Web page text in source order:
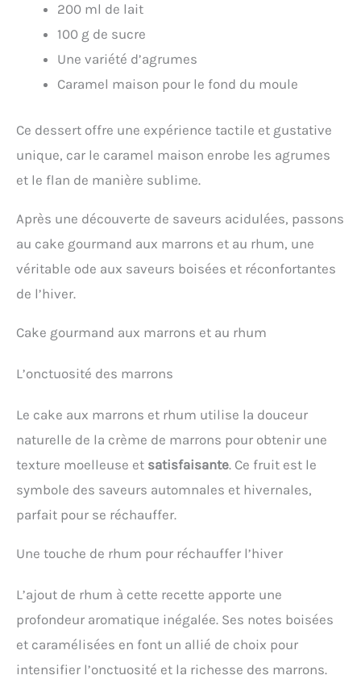
200 ml de lait
100 g de sucre
Une variété d’agrumes
Caramel maison pour le fond du moule
Ce dessert offre une expérience tactile et gustative
unique, car le caramel maison enrobe les agrumes
et le flan de manière sublime.
Après une découverte de saveurs acidulées, passons
au cake gourmand aux marrons et au rhum, une
véritable ode aux saveurs boisées et réconfortantes
de l’hiver.
Cake gourmand aux marrons et au rhum
L’onctuosité des marrons
Le cake aux marrons et rhum utilise la douceur
naturelle de la crème de marrons pour obtenir une
texture moelleuse et satisfaisante. Ce fruit est le
symbole des saveurs automnales et hivernales,
parfait pour se réchauffer.
Une touche de rhum pour réchauffer l’hiver
L’ajout de rhum à cette recette apporte une
profondeur aromatique inégalée. Ses notes boisées
et caramélisées en font un allié de choix pour
intensifier l’onctuosité et la richesse des marrons.